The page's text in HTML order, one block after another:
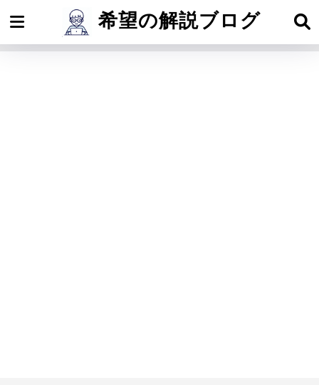
希望の解説ブログ